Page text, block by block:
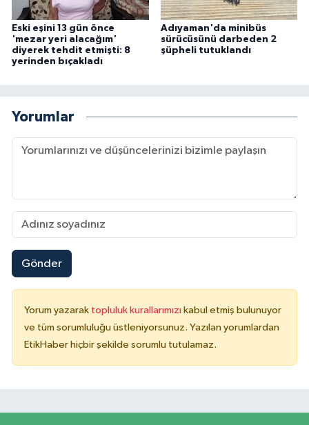
Eski eşini 13 gün önce
'mezar yeri alacağım'
diyerek tehdit etmişti: 8
yerinden bıçakladı
Adıyaman'da minibüs
sürücüsünü darbeden 2
şüpheli tutuklandı
Yorumlar
Gönder
Yorum yazarak topluluk kurallarımızı kabul etmiş bulunuyor
ve tüm sorumluluğu üstleniyorsunuz. Yazılan yorumlardan
EtikHaber hiçbir şekilde sorumlu tutulamaz.